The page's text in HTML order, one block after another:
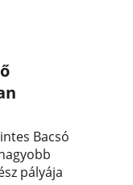
Bacsó
pályája